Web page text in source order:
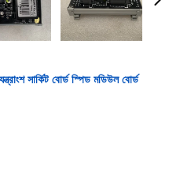
সার্কিট বোর্ড স্পিড মডিউল বোর্ড